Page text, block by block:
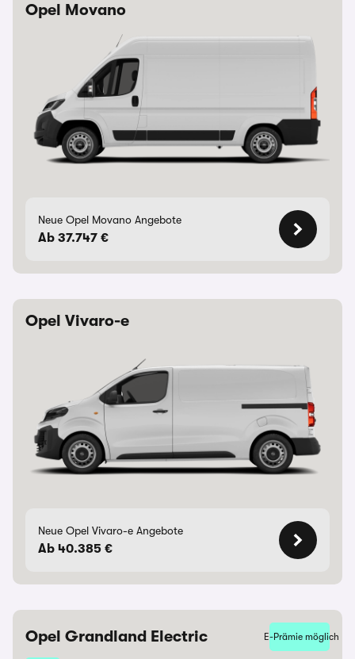
Opel Movano
Neue Opel Movano Angebote
Ab 37.747 €
Opel Vivaro-e
Neue Opel Vivaro-e Angebote
Ab 40.385 €
Opel Grandland Electric E-Prämie möglich